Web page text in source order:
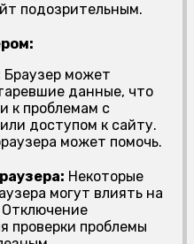
подозрительным.
Браузер может
данные, что
к проблемам с
доступом к сайту.
может помочь.
Некоторые
могут влиять на
Отключение
проверки проблемы